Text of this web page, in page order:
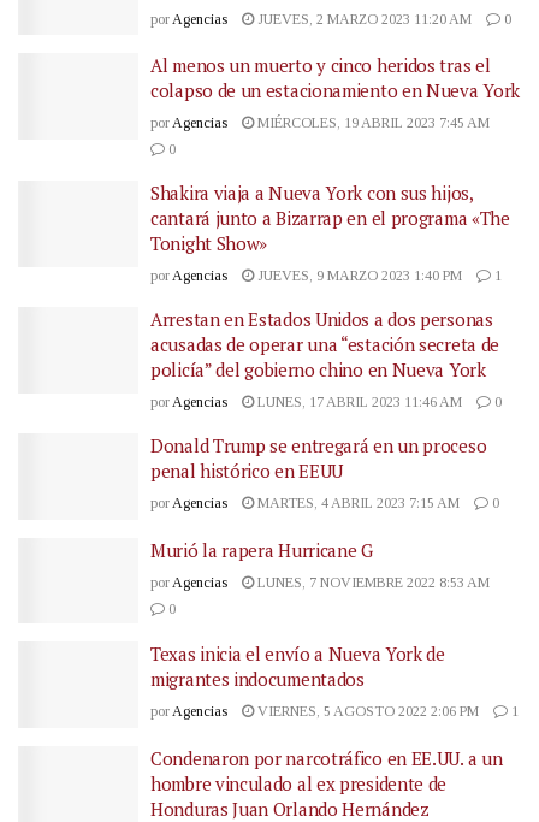
por Agencias JUEVES, 2 MARZO 2023 11:20 AM 0
Al menos un muerto y cinco heridos tras el
colapso de un estacionamiento en Nueva York
porAgencias
MIÉRCOLES, 19 ABRIL 2023 7:45 AM
0
Shakira viaja a Nueva York con sus hijos,
cantará junto a Bizarrap en el programa «The
Tonight Show»
porAgencias JUEVES, 9 MARZO 2023 1:40 PM 1
Arrestan en Estados Unidos a dos personas
acusadas de operar una “estación secreta de
policía” del gobierno chino en Nueva York
porAgencias LUNES, 17 ABRIL 2023 11:46 AM 0
Donald Trump se entregará en un proceso
penal histórico en EEUU
porAgencias MARTES, 4 ABRIL 2023 7:15 AM 0
Murió la rapera Hurricane G
por Agencias
LUNES, 7 NOVIEMBRE 2022 8:53 AM
0
Texas inicia el envío a Nueva York de
migrantes indocumentados
porAgencias VIERNES, 5 AGOSTO 2022 2:06 PM 1
Condenaron por narcotráfico en EE.UU. a un
hombre vinculado al ex presidente de
Honduras Juan Orlando Hernández